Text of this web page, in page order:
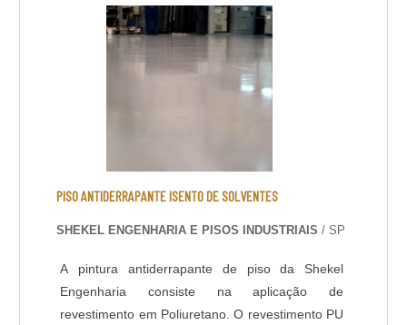
PISO ANTIDERRAPANTE ISENTO DE SOLVENTES
SHEKEL ENGENHARIA E PISOS INDUSTRIAIS / SP
A pintura antiderrapante de piso da Shekel
Engenharia consiste na aplicação de
revestimento em Poliuretano. O revestimento PU